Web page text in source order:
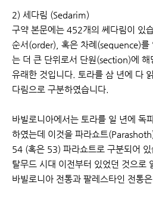
2) 세다림 (Sedarim)
구약 본문에는 452개의 쎄다림이 있
순서(order), 혹은 차례(sequence)를
는 더 큰 단위로서 단원(section)에 해
유래한 것입니다. 토라를 삼 년에 다
다림으로 구분하였습니다.
바빌로니아에서는 토라를 일 년에 독
하였는데 이것을 파라쇼트
54 (혹은 53) 파라쇼트로 구분되어 있
탈무드 시대 이전부터 있었던 것으로
바빌로니아 전통과 팔레스타인 전통